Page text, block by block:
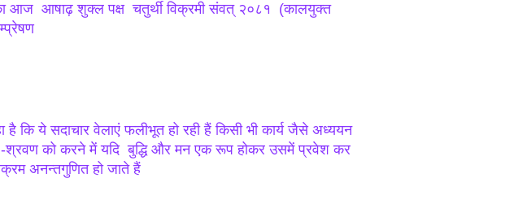
आज आषाढ़ शुक्ल पक्ष चतुर्थी विक्रमी संवत् २०८१ (कालयुक्त
है कि ये सदाचार वेलाएं फलीभूत हो रही हैं किसी भी कार्य जैसे अध्ययन
-श्रवण को करने में यदि बुद्धि और मन एक रूप होकर उसमें प्रवेश कर
अनन्तगुणित हो जाते हैं